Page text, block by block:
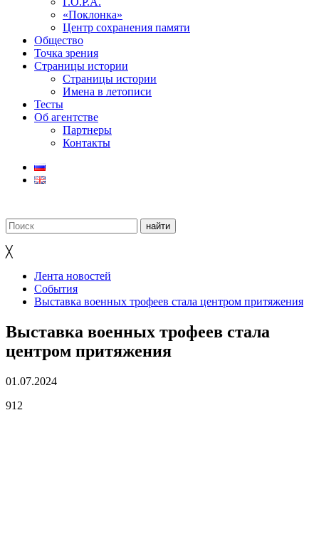
«Поклонка»
Центр сохранения памяти
Общество
Точка зрения
Страницы истории
Страницы истории
Имена в летописи
Тесты
Об агентстве
Партнеры
Контакты
╳
Лента новостей
События
Выставка военных трофеев стала центром притяжения
Выставка военных трофеев стала
центром притяжения
01.07.2024
912